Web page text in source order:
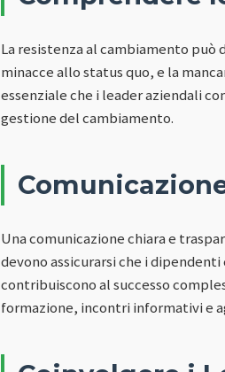
La resistenza al cambiamento
minacce allo status quo, e la
essenziale che i leader aziendali
gestione del cambiamento.
Una comunicazione chiara e
devono assicurarsi che i
contribuiscono al successo
formazione, incontri informativi e